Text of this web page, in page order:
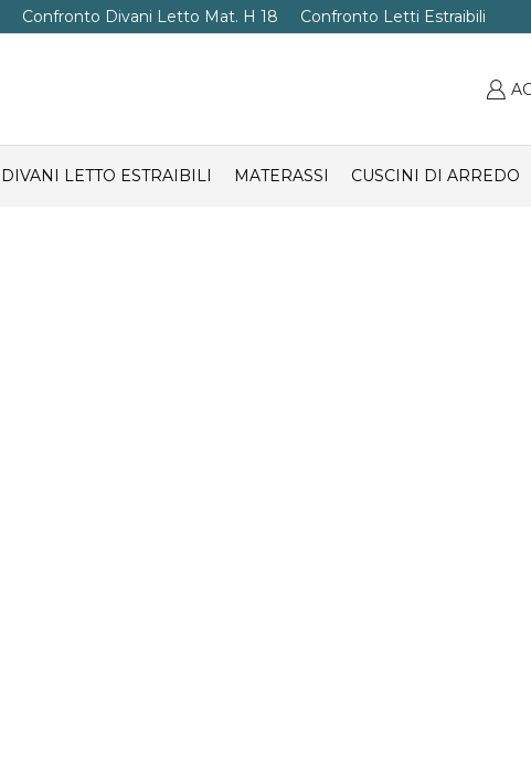
Confronto Divani Letto Mat. H 18 Confronto Letti Estraibili
DIVANI LETTO ESTRAIBILI MATERASSI CUSCINI DI ARREDO